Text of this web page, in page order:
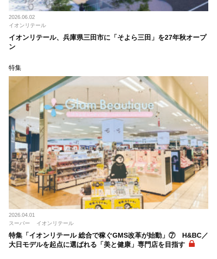
2026.06.02
イオンリテール
イオンリテール、兵庫県三田市に「そよら三田」を27年秋オープ
ン
特集
2026.04.01
スーパー
イオンリテール
特集「イオンリテール 総合で稼ぐGMS改革が始動」⑦ H&BC／
大日モデルを起点に選ばれる「美と健康」専門店を目指す